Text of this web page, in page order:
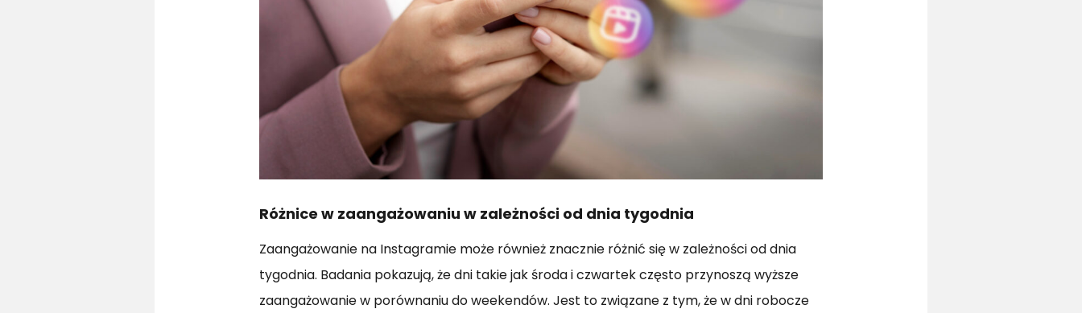
Różnice w zaangażowaniu w zależności od dnia tygodnia
Zaangażowanie na Instagramie może również znacznie różnić się w zależności od dnia
tygodnia. Badania pokazują, że dni takie jak środa i czwartek często przynoszą wyższe
zaangażowanie w porównaniu do weekendów. Jest to związane z tym, że w dni robocze